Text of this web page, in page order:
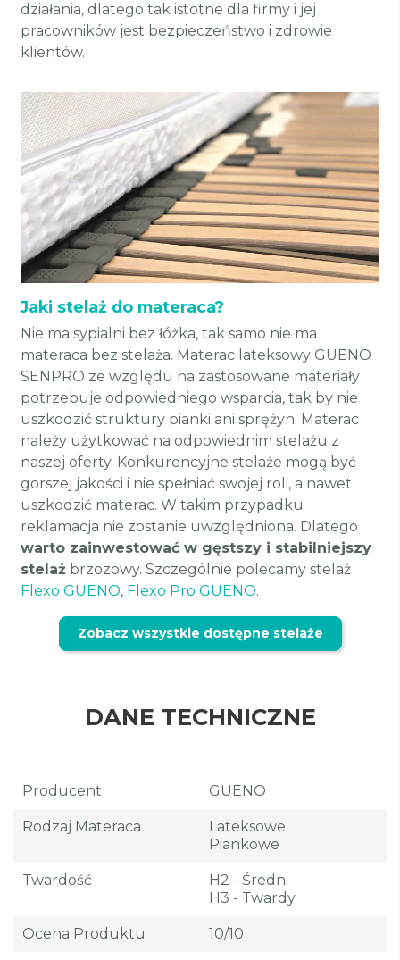
działania, dlatego tak istotne dla firmy i jej
pracowników jest bezpieczeństwo i zdrowie
klientów.
Jaki stelaż do materaca?
Nie ma sypialni bez łóżka, tak samo nie ma
materaca bez stelaża. Materac lateksowy GUENO
SENPRO ze względu na zastosowane materiały
potrzebuje odpowiedniego wsparcia, tak by nie
uszkodzić struktury pianki ani sprężyn. Materac
należy użytkować na odpowiednim stelażu z
naszej oferty. Konkurencyjne stelaże mogą być
gorszej jakości i nie spełniać swojej roli, a nawet
uszkodzić materac. W takim przypadku
reklamacja nie zostanie uwzględniona. Dlatego
warto zainwestować w gęstszy i stabilniejszy
stelaż brzozowy. Szczególnie polecamy stelaż
Flexo GUENO, Flexo Pro GUENO.
Zobacz wszystkie dostępne stelaże
DANE TECHNICZNE
Producent GUENO
Rodzaj Materaca
Lateksowe
Piankowe
Twardość
H2 - Średni
H3 - Twardy
Ocena Produktu 10/10